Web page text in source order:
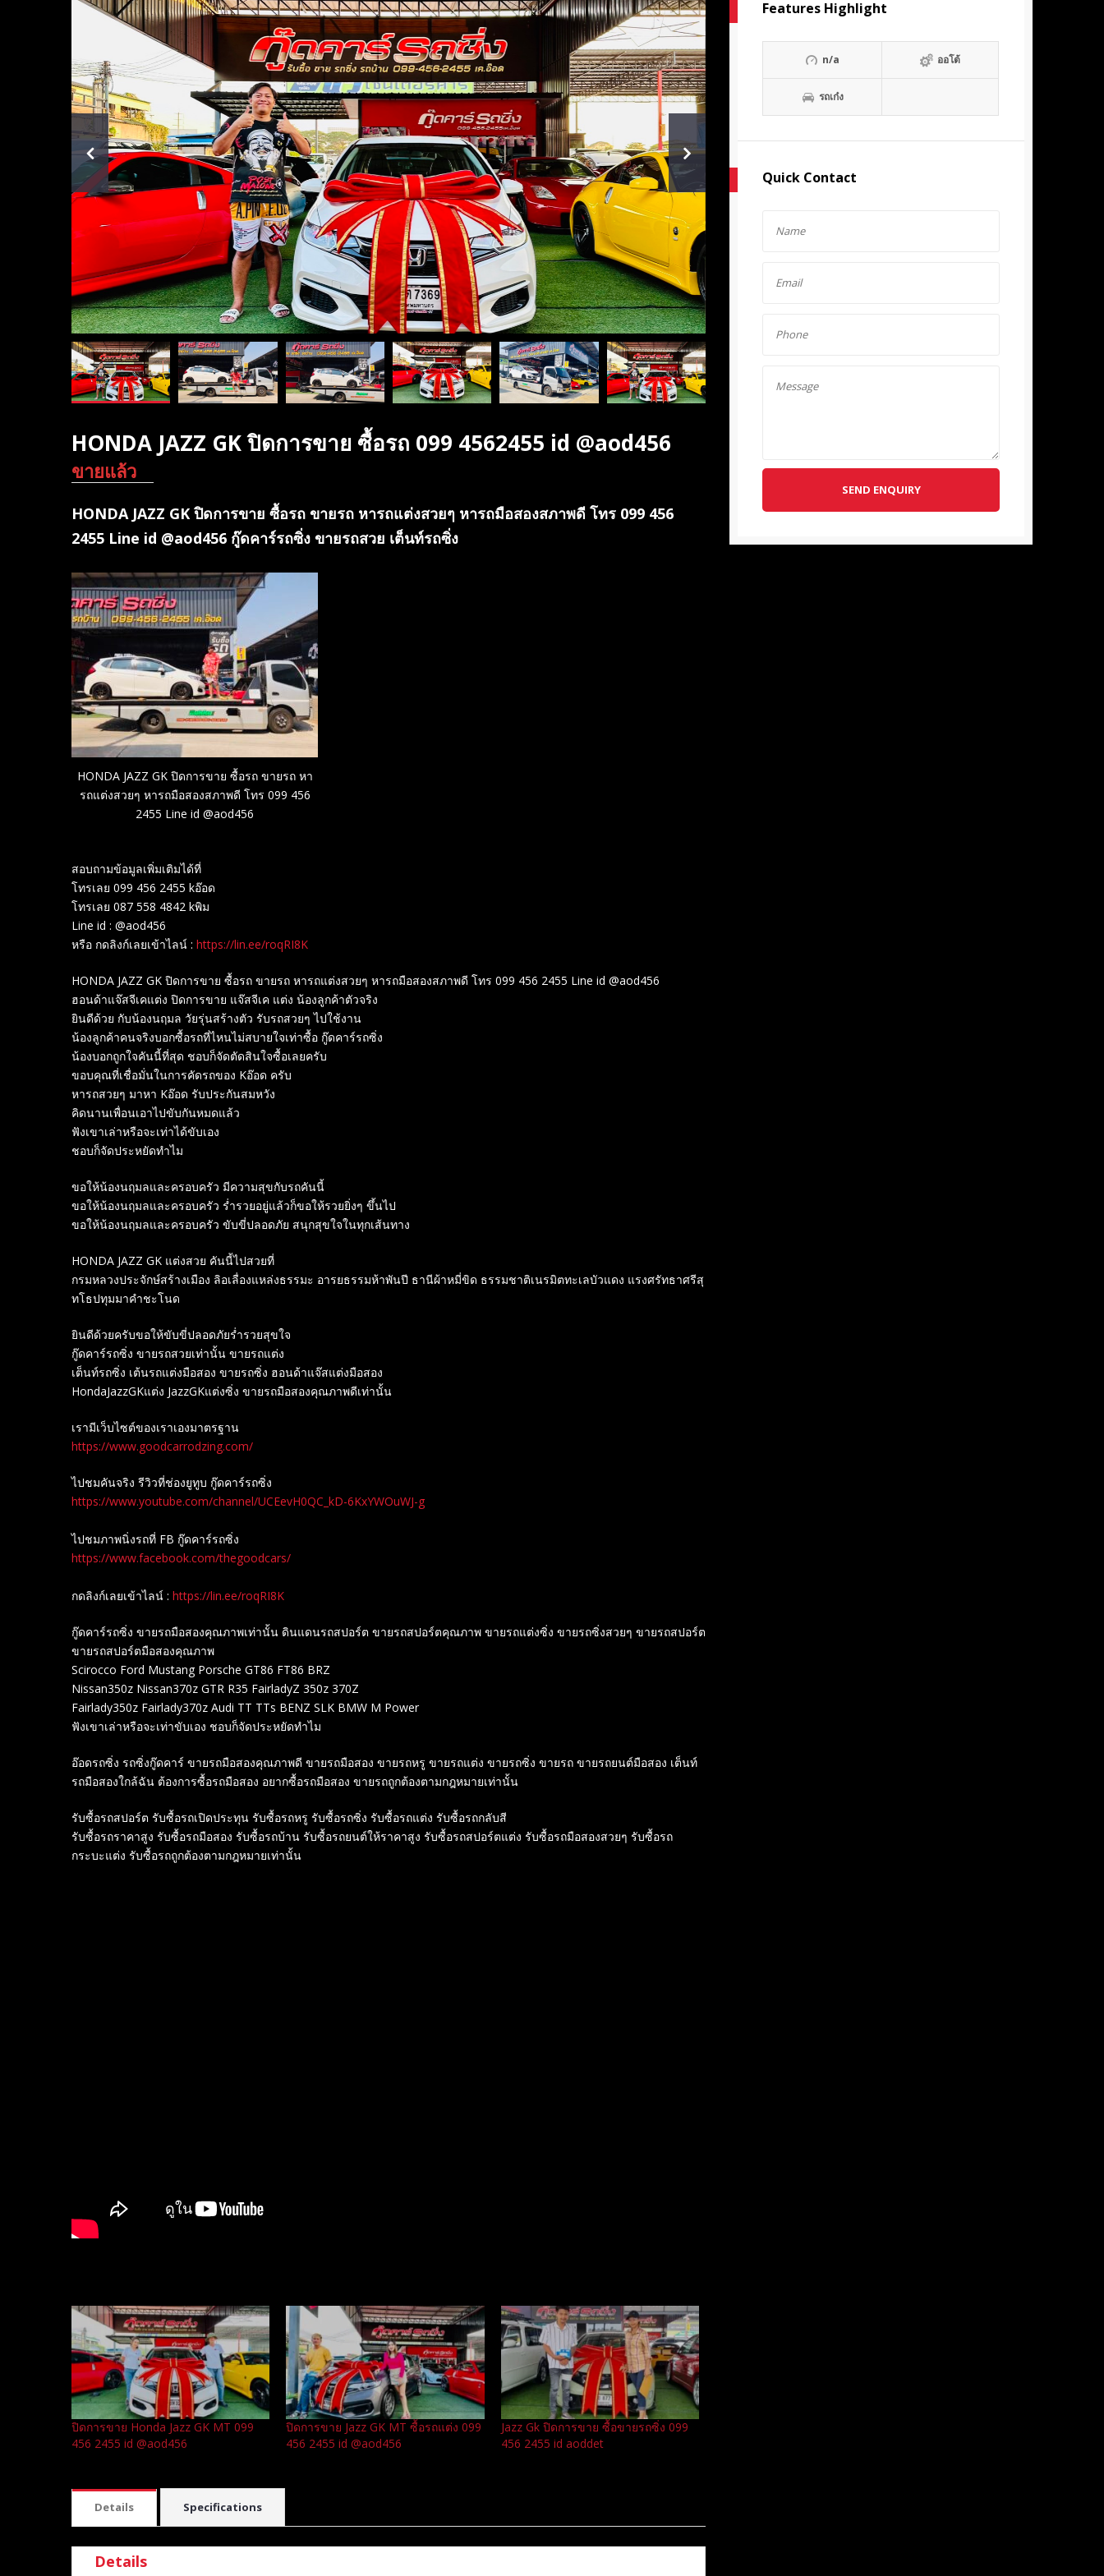
HONDA JAZZ GK ปิดการขาย ซื้อรถ 099 4562455 id @aod456
ขายแล้ว
HONDA JAZZ GK ปิดการขาย ซื้อรถ ขายรถ หารถแต่งสวยๆ หารถมือสองสภาพดี โทร 099 456
2455 Line id @aod456 กู๊ดคาร์รถซิ่ง ขายรถสวย เต็นท์รถซิ่ง
HONDA JAZZ GK ปิดการขาย ซื้อรถ ขายรถ หา
รถแต่งสวยๆ หารถมือสองสภาพดี โทร 099 456
2455 Line id @aod456
สอบถามข้อมูลเพิ่มเติมได้ที่
โทรเลย 099 456 2455 kอ๊อด
โทรเลย 087 558 4842 kพิม
Line id : @aod456
หรือ กดลิงก์เลยเข้าไลน์ : https://lin.ee/roqRI8K
HONDA JAZZ GK ปิดการขาย ซื้อรถ ขายรถ หารถแต่งสวยๆ หารถมือสองสภาพดี โทร 099 456 2455 Line id @aod456
ฮอนด้าแจ๊สจีเคแต่ง ปิดการขาย แจ๊สจีเค แต่ง น้องลูกค้าตัวจริง
ยินดีด้วย กับน้องนฤมล วัยรุ่นสร้างตัว รับรถสวยๆ ไปใช้งาน
น้องลูกค้าคนจริงบอกซื้อรถที่ไหนไม่สบายใจเท่าซื้อ กู๊ดคาร์รถซิ่ง
น้องบอกถูกใจคันนี้ที่สุด ชอบก็จัดตัดสินใจซื้อเลยครับ
ขอบคุณที่เชื่อมั่นในการคัดรถของ Kอ๊อด ครับ
หารถสวยๆ มาหา Kอ๊อด รับประกันสมหวัง
คิดนานเพื่อนเอาไปขับกันหมดแล้ว
ฟังเขาเล่าหรือจะเท่าได้ขับเอง
ชอบก็จัดประหยัดทำไม
ขอให้น้องนฤมลและครอบครัว มีความสุขกับรถคันนี้
ขอให้น้องนฤมลและครอบครัว ร่ำรวยอยู่แล้วก็ขอให้รวยยิ่งๆ ขึ้นไป
ขอให้น้องนฤมลและครอบครัว ขับขี่ปลอดภัย สนุกสุขใจในทุกเส้นทาง
HONDA JAZZ GK แต่งสวย คันนี้ไปสวยที่
กรมหลวงประจักษ์สร้างเมือง ลิอเลื่องแหล่งธรรมะ อารยธรรมห้าพันปี ธานีผ้าหมี่ขิด ธรรมชาติเนรมิตทะเลบัวแดง แรงศรัทธาศรีสุ
ทโธปทุมมาคำชะโนด
ยินดีด้วยครับขอให้ขับขี่ปลอดภัยร่ำรวยสุขใจ
กู๊ดคาร์รถซิ่ง ขายรถสวยเท่านั้น ขายรถแต่ง
เต็นท์รถซิ่ง เต้นรถแต่งมือสอง ขายรถซิ่ง ฮอนด้าแจ๊สแต่งมือสอง
HondaJazzGKแต่ง JazzGKแต่งซิ่ง ขายรถมือสองคุณภาพดีเท่านั้น
เรามีเว็บไซต์ของเราเองมาตรฐาน
https://www.goodcarrodzing.com/
ไปชมคันจริง รีวิวที่ช่องยู​ทูบ​ กู๊ดคาร์รถซิ่ง
https://www.youtube.com/channel/UCEevH0QC_kD-6KxYWOuWJ-g
ไปชมภาพนิ่งรถที่ FB กู๊ดคาร์รถซิ่ง
https://www.facebook.com/thegoodcars/
กดลิงก์เลยเข้าไลน์ : https://lin.ee/roqRI8K
กู๊ดคาร์รถซิ่ง ขายรถมือสองคุณภาพเท่านั้น ดินแดนรถสปอร์ต ขายรถสปอร์ตคุณภาพ ขายรถแต่งซิ่ง ขายรถซิ่งสวยๆ ขายรถสปอร์ต
ขายรถสปอร์ตมือสองคุณภาพ
Scirocco Ford Mustang Porsche GT86 FT86 BRZ
Nissan350z Nissan370z GTR R35 FairladyZ 350z 370Z
Fairlady350z Fairlady370z Audi TT TTs BENZ SLK BMW M Power
ฟังเขาเล่าหรือจะเท่าขับเอง ชอบก็จัดประหยัดทำไม
อ๊อดรถซิ่ง รถซิ่งกู๊ดคาร์ ขายรถมือสองคุณภาพดี ขายรถมือสอง ขายรถหรู ขายรถแต่ง ขายรถซิ่ง ขายรถ ขายรถยนต์มือสอง เต็นท์
รถมือสองใกล้ฉัน ต้องการซื้อรถมือสอง อยากซื้อรถมือสอง ขายรถถูกต้องตามกฎหมายเท่านั้น
รับซื้อรถสปอร์ต รับซื้อรถเปิดประทุน รับซื้อรถหรู รับซื้อรถซิ่ง รับซื้อรถแต่ง รับซื้อรถกลับสี
รับซื้อรถราคาสูง รับซื้อรถมือสอง รับซื้อรถบ้าน รับซื้อรถยนต์ให้ราคาสูง รับซื้อรถสปอร์ตแต่ง รับซื้อรถมือสองสวยๆ รับซื้อรถ
กระบะแต่ง รับซื้อรถถูกต้องตามกฎหมายเท่านั้น
ปิดการขาย Honda Jazz GK MT 099
456 2455 id @aod456
ปิดการขาย Jazz GK MT ซื้อรถแต่ง 099
456 2455 id @aod456
Jazz Gk ปิดการขาย ซื้อขายรถซิ่ง 099
456 2455 id aoddet
Details Specifications
Details
Features Highlight
n/a ออโต้
รถเก๋ง
Quick Contact
SEND ENQUIRY